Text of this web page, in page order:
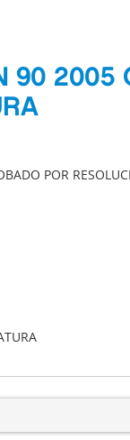
90 2005
POR